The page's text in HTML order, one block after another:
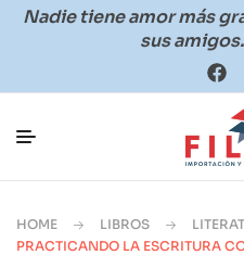
Nadie tiene amor más
sus amigos.
HOME LIBROS
PRACTICANDO LA ESCRITURA